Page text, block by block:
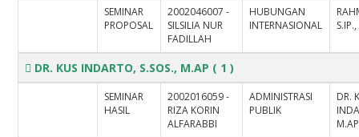
SEMINAR
PROPOSAL
2002046007 -
SILSILIA NUR
FADILLAH
HUBUNGAN
INTERNASIONAL
DR. KUS INDARTO, S.SOS., M.AP ( 1 )
SEMINAR
HASIL
2002016059 -
RIZA KORIN
ALFARABBI
ADMINISTRASI
PUBLIK
DR.
M.AP